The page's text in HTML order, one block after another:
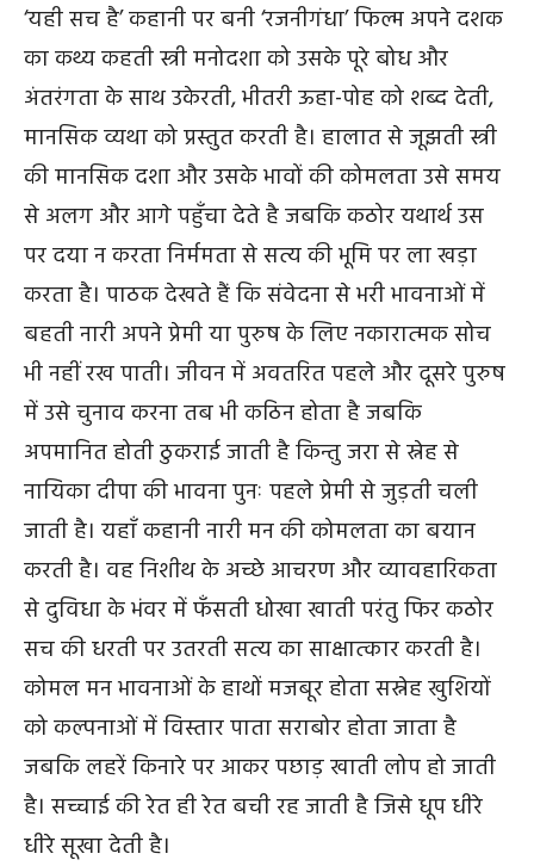
‘यही सच है’ कहानी पर बनी ‘रजनीगंधा’ फिल्म अपने दशक
का कथ्य कहती स्त्री मनोदशा को उसके पूरे बोध और
अंतरंगता के साथ उकेरती, भीतरी ऊहा-पोह को शब्द देती,
मानसिक व्यथा को प्रस्तुत करती है। हालात से जूझती स्त्री
की मानसिक दशा और उसके भावों की कोमलता उसे समय
से अलग और आगे पहुँचा देते है जबकि कठोर यथार्थ उस
पर दया न करता निर्ममता से सत्य की भूमि पर ला खड़ा
करता है। पाठक देखते हैं कि संवेदना से भरी भावनाओं में
बहती नारी अपने प्रेमी या पुरुष के लिए नकारात्मक सोच
भी नहीं रख पाती। जीवन में अवतरित पहले और दूसरे पुरुष
में उसे चुनाव करना तब भी कठिन होता है जबकि
अपमानित होती ठुकराई जाती है किन्तु जरा से स्नेह से
नायिका दीपा की भावना पुनः पहले प्रेमी से जुड़ती चली
जाती है। यहाँ कहानी नारी मन की कोमलता का बयान
करती है। वह निशीथ के अच्छे आचरण और व्यावहारिकता
से दुविधा के भंवर में फँसती धोखा खाती परंतु फिर कठोर
सच की धरती पर उतरती सत्य का साक्षात्कार करती है।
कोमल मन भावनाओं के हाथों मजबूर होता सस्नेह खुशियों
को कल्पनाओं में विस्तार पाता सराबोर होता जाता है
जबकि लहरें किनारे पर आकर पछाड़ खाती लोप हो जाती
है। सच्चाई की रेत ही रेत बची रह जाती है जिसे धूप धीरे
धीरे सूखा देती है।